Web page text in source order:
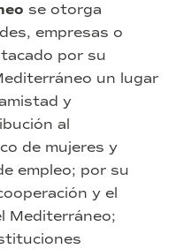
se otorga
empresas o
por su
un lugar
y
al
de mujeres y
empleo; por su
y el
Mediterráneo;